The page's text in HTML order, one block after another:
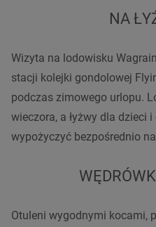
NA
Wizyta na lodowisku
stacji kolejki gondolowej
podczas zimowego urlopu.
wieczora, a łyżwy dla dzieci
wypożyczyć bezpośrednio
Otuleni wygodnymi kocami,